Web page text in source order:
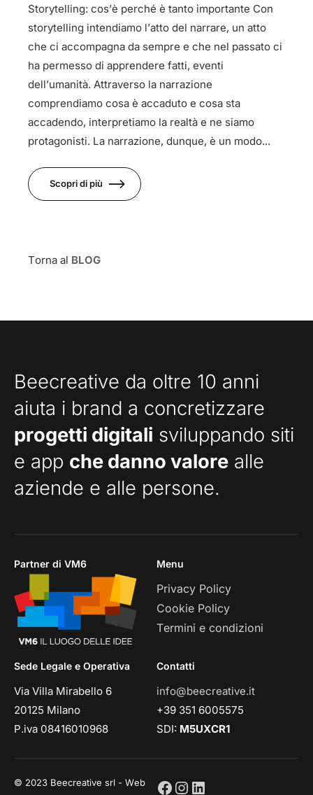
Storytelling: cos’è perché è tanto importante Con
storytelling intendiamo l’atto del narrare, un atto
che ci accompagna da sempre e che nel passato ci
ha permesso di apprendere fatti, eventi
dell’umanità. Attraverso la narrazione
comprendiamo cosa è accaduto e cosa sta
accadendo, interpretiamo la realtà e ne siamo
protagonisti. La narrazione, dunque, è un modo...
Scopri di più
Torna al BLOG
Beecreative da oltre 10 anni
aiuta i brand a concretizzare
progetti digitali sviluppando siti
e app che danno valore alle
aziende e alle persone.
Partner di VM6 Menu
Privacy Policy
Cookie Policy
Termini e condizioni
Sede Legale e Operativa
Via Villa Mirabello 6
20125 Milano
P.iva 08416010968
Contatti
info@beecreative.it
+39 351 6005575
SDI: M5UXCR1
© 2023 Beecreative srl - Web